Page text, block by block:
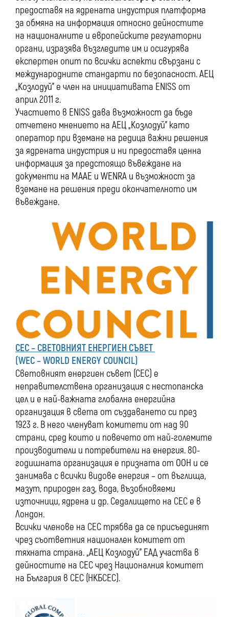
предоставя на ядрената индустрия платформа
за обмяна на информация относно дейностите
на националните и европейските регулаторни
органи, изразява възгледите им и осигурява
експертен опит по всички аспекти свързани с
международните стандарти по безопасност. АЕЦ
„Козлодуй” е член на инициативата ENISS от
април 2011 г.
Участието в ENISS дава възможност да бъде
отчетено мнението на АЕЦ „Козлодуй” като
оператор при вземане на редица важни решения
за ядрената индустрия и ни предоставя ценна
информация за предстоящо въвеждане на
документи на МААЕ и WENRA и възможност за
вземане на решения преди окончателното им
въвеждане.
СЕС – СВЕТОВНИЯТ ЕНЕРГИЕН СЪВЕТ
(WEC – WORLD ENERGY COUNCIL)
Световният енергиен съвет (СЕС) е
неправителствена организация с нестопанска
цел и е най-важната глобална енергийна
организация в света от създаването си през
1923 г. В него членуват комитети от над 90
страни, сред които и повечето от най-големите
производители и потребители на енергия. 80-
годишната организация е призната от ООН и се
занимава с всички видове енергия – от въглища,
мазут, природен газ, вода, възобновяеми
източници, ядрена и др. Седалището на СЕС е в
Лондон.
Всички членове на СЕС трябва да се присъединят
чрез съответния национален комитет от
тяхната страна. „АЕЦ Козлодуй” ЕАД участва в
дейностите на СЕС чрез Националния комитет
на България в СЕС (НКБСЕС).